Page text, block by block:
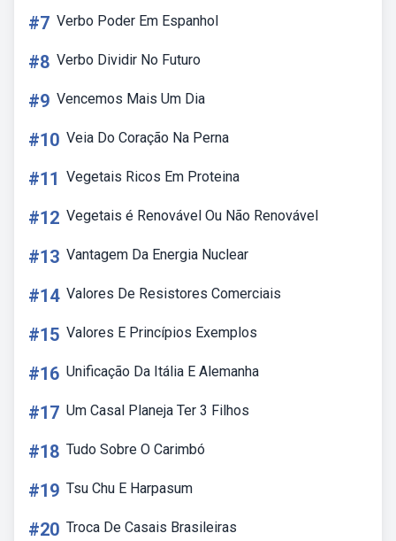
#7 Verbo Poder Em Espanhol
#8 Verbo Dividir No Futuro
#9 Vencemos Mais Um Dia
#10 Veia Do Coração Na Perna
#11 Vegetais Ricos Em Proteina
#12 Vegetais é Renovável Ou Não Renovável
#13 Vantagem Da Energia Nuclear
#14 Valores De Resistores Comerciais
#15 Valores E Princípios Exemplos
#16 Unificação Da Itália E Alemanha
#17 Um Casal Planeja Ter 3 Filhos
#18 Tudo Sobre O Carimbó
#19 Tsu Chu E Harpasum
#20 Troca De Casais Brasileiras